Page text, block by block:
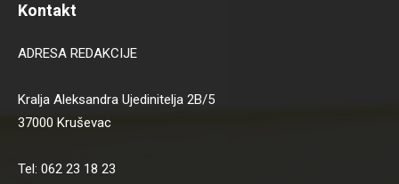
Kontakt
ADRESA REDAKCIJE
Kralja Aleksandra Ujedinitelja 2B/5
37000 Kruševac
Tel: 062 23 18 23